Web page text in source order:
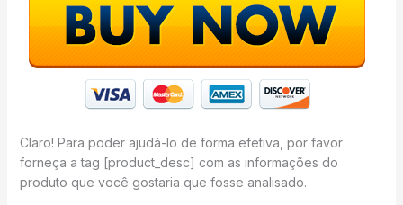
Claro! Para poder ajudá-lo de forma efetiva, por favor
forneça a tag [product_desc] com as informações do
produto que você gostaria que fosse analisado.